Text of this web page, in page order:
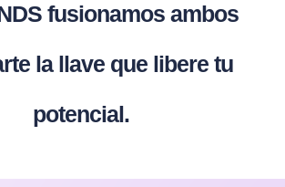
fusionamos ambos
la llave que libere tu
potencial.